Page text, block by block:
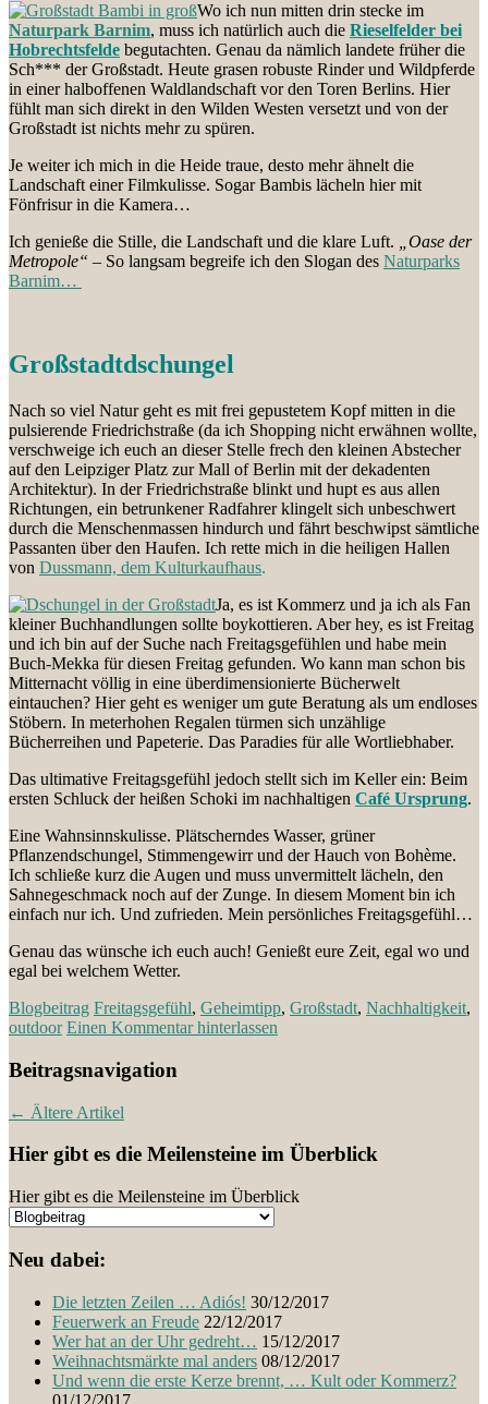
Wo ich nun mitten drin stecke im
Naturpark Barnim, muss ich natürlich auch die Rieselfelder bei
Hobrechtsfelde begutachten. Genau da nämlich landete früher die
Sch*** der Großstadt. Heute grasen robuste Rinder und Wildpferde
in einer halboffenen Waldlandschaft vor den Toren Berlins. Hier
fühlt man sich direkt in den Wilden Westen versetzt und von der
Großstadt ist nichts mehr zu spüren.
Je weiter ich mich in die Heide traue, desto mehr ähnelt die
Landschaft einer Filmkulisse. Sogar Bambis lächeln hier mit
Fönfrisur in die Kamera…
Ich genieße die Stille, die Landschaft und die klare Luft. „Oase der
Metropole“ – So langsam begreife ich den Slogan des Naturparks
Barnim…
Großstadtdschungel
Nach so viel Natur geht es mit frei gepustetem Kopf mitten in die
pulsierende Friedrichstraße (da ich Shopping nicht erwähnen wollte,
verschweige ich euch an dieser Stelle frech den kleinen Abstecher
auf den Leipziger Platz zur Mall of Berlin mit der dekadenten
Architektur). In der Friedrichstraße blinkt und hupt es aus allen
Richtungen, ein betrunkener Radfahrer klingelt sich unbeschwert
durch die Menschenmassen hindurch und fährt beschwipst sämtliche
Passanten über den Haufen. Ich rette mich in die heiligen Hallen
von Dussmann, dem Kulturkaufhaus.
Ja, es ist Kommerz und ja ich als Fan
kleiner Buchhandlungen sollte boykottieren. Aber hey, es ist Freitag
und ich bin auf der Suche nach Freitagsgefühlen und habe mein
Buch-Mekka für diesen Freitag gefunden. Wo kann man schon bis
Mitternacht völlig in eine überdimensionierte Bücherwelt
eintauchen? Hier geht es weniger um gute Beratung als um endloses
Stöbern. In meterhohen Regalen türmen sich unzählige
Bücherreihen und Papeterie. Das Paradies für alle Wortliebhaber.
Das ultimative Freitagsgefühl jedoch stellt sich im Keller ein: Beim
ersten Schluck der heißen Schoki im nachhaltigen Café Ursprung.
Eine Wahnsinnskulisse. Plätscherndes Wasser, grüner
Pflanzendschungel, Stimmengewirr und der Hauch von Bohème.
Ich schließe kurz die Augen und muss unvermittelt lächeln, den
Sahnegeschmack noch auf der Zunge. In diesem Moment bin ich
einfach nur ich. Und zufrieden. Mein persönliches Freitagsgefühl…
Genau das wünsche ich euch auch! Genießt eure Zeit, egal wo und
egal bei welchem Wetter.
Blogbeitrag Freitagsgefühl, Geheimtipp, Großstadt, Nachhaltigkeit,
outdoor Einen Kommentar hinterlassen
Beitragsnavigation
← Ältere Artikel
Hier gibt es die Meilensteine im Überblick
Hier gibt es die Meilensteine im Überblick
Neu dabei:
Die letzten Zeilen … Adiós! 30/12/2017
Feuerwerk an Freude 22/12/2017
Wer hat an der Uhr gedreht… 15/12/2017
Weihnachtsmärkte mal anders 08/12/2017
Und wenn die erste Kerze brennt, … Kult oder Kommerz?
01/12/2017